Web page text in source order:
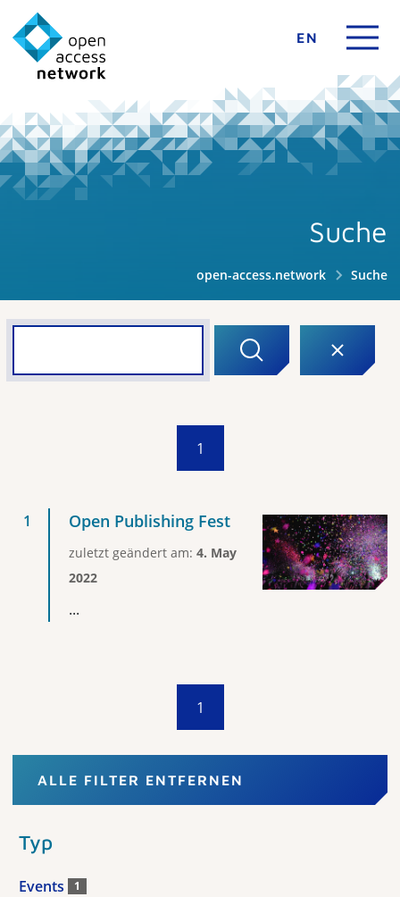
EN
Suche
open-access.network Suche
1
Open Publishing Fest
zuletzt geändert am: 4. May
2022
...
1
ALLE FILTER ENTFERNEN
Typ
Events 1